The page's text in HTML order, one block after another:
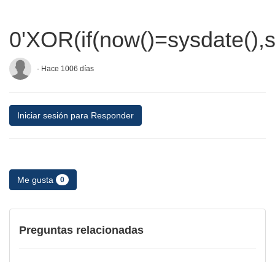
· Hace 1006 días
Iniciar sesión para Responder
Me gusta 0
Preguntas relacionadas